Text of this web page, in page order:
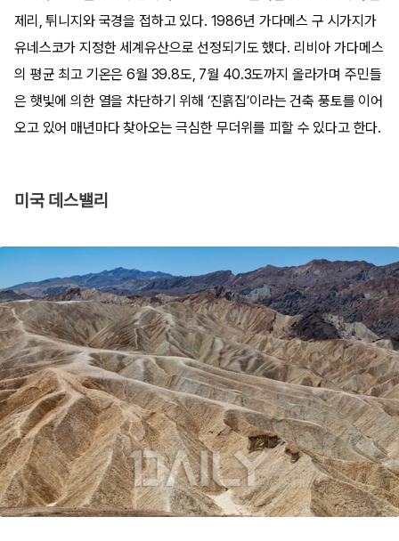
제리, 튀니지와 국경을 접하고 있다. 1986년 가다메스 구 시가지가
유네스코가 지정한 세계유산으로 선정되기도 했다. 리비아 가다메스
의 평균 최고 기온은 6월 39.8도, 7월 40.3도까지 올라가며 주민들
은 햇빛에 의한 열을 차단하기 위해 ‘진흙집’이라는 건축 풍토를 이어
오고 있어 매년마다 찾아오는 극심한 무더위를 피할 수 있다고 한다.
미국 데스밸리